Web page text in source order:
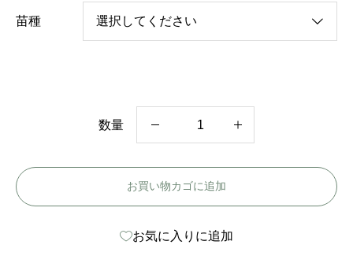
苗種
数量
ー
ッ
お買い物カゴに追加
お気に入りに追加